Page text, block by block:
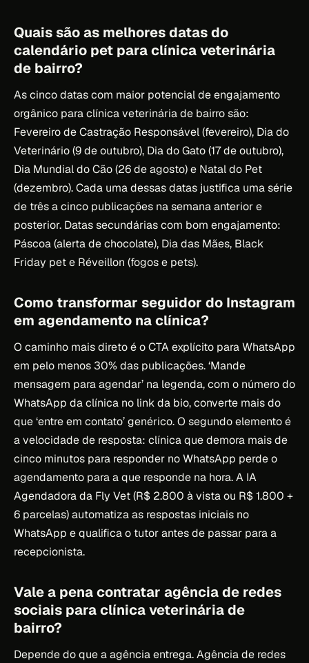
Quais são as melhores datas do
calendário pet para clínica veterinária
de bairro?
As cinco datas com maior potencial de engajamento
orgânico para clínica veterinária de bairro são:
Fevereiro de Castração Responsável (fevereiro), Dia do
Veterinário (9 de outubro), Dia do Gato (17 de outubro),
Dia Mundial do Cão (26 de agosto) e Natal do Pet
(dezembro). Cada uma dessas datas justifica uma série
de três a cinco publicações na semana anterior e
posterior. Datas secundárias com bom engajamento:
Páscoa (alerta de chocolate), Dia das Mães, Black
Friday pet e Réveillon (fogos e pets).
Como transformar seguidor do Instagram
em agendamento na clínica?
O caminho mais direto é o CTA explícito para WhatsApp
em pelo menos 30% das publicações. ‘Mande
mensagem para agendar’ na legenda, com o número do
WhatsApp da clínica no link da bio, converte mais do
que ‘entre em contato’ genérico. O segundo elemento é
a velocidade de resposta: clínica que demora mais de
cinco minutos para responder no WhatsApp perde o
agendamento para a que responde na hora. A IA
Agendadora da Fly Vet (R$ 2.800 à vista ou R$ 1.800 +
6 parcelas) automatiza as respostas iniciais no
WhatsApp e qualifica o tutor antes de passar para a
recepcionista.
Vale a pena contratar agência de redes
sociais para clínica veterinária de
bairro?
Depende do que a agência entrega. Agência de redes